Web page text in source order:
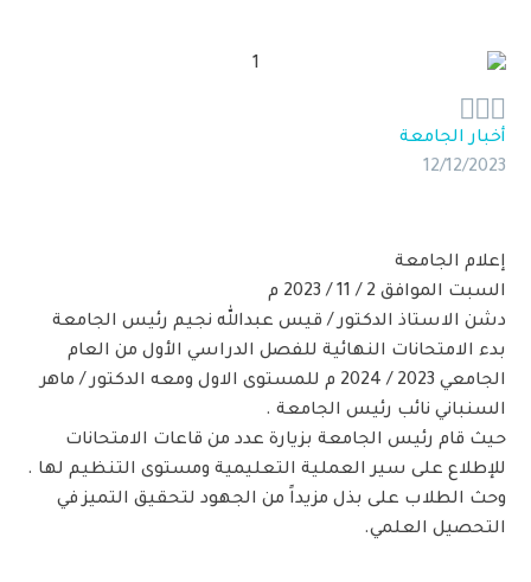

أخبار الجامعة
12/12/2023
إعلام الجامعة
السبت الموافق 2 / 11 / 2023 م
دشن الاستاذ الدكتور / قيس عبدالله نجيم رئيس الجامعة
بدء الامتحانات النهائية للفصل الدراسي الأول من العام
الجامعي 2023 / 2024 م للمستوى الاول ومعه الدكتور / ماهر
السنباني نائب رئيس الجامعة .
حيث قام رئيس الجامعة بزيارة عدد من قاعات الامتحانات
للإطلاع على سير العملية التعليمية ومستوى التنظيم لها .
وحث الطلاب على بذل مزيداً من الجهود لتحقيق التميز في
التحصيل العلمي.